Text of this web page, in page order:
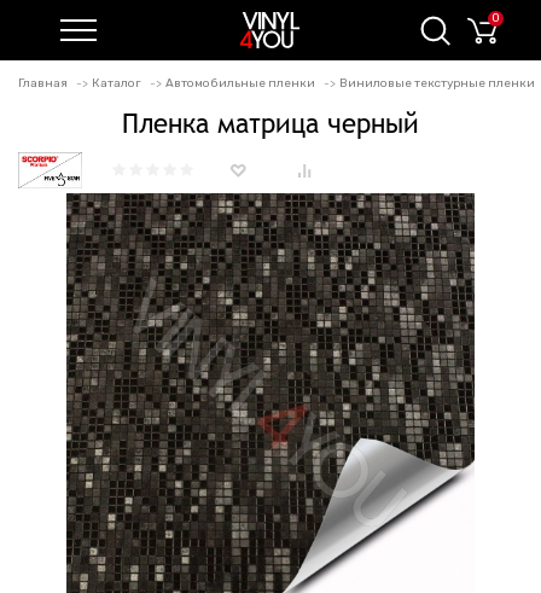
0
Главная Каталог Автомобильные пленки Виниловые текстурные пленки
Пленка матрица черный